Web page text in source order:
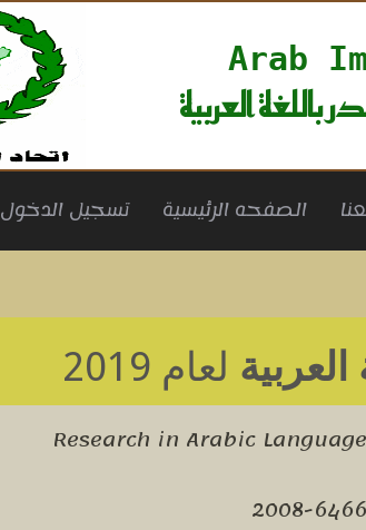
Arab
العربية
تسجيل الدخول الصفحه الرئيسية
لعام 2019
Research in Arabic Language
2008-6466